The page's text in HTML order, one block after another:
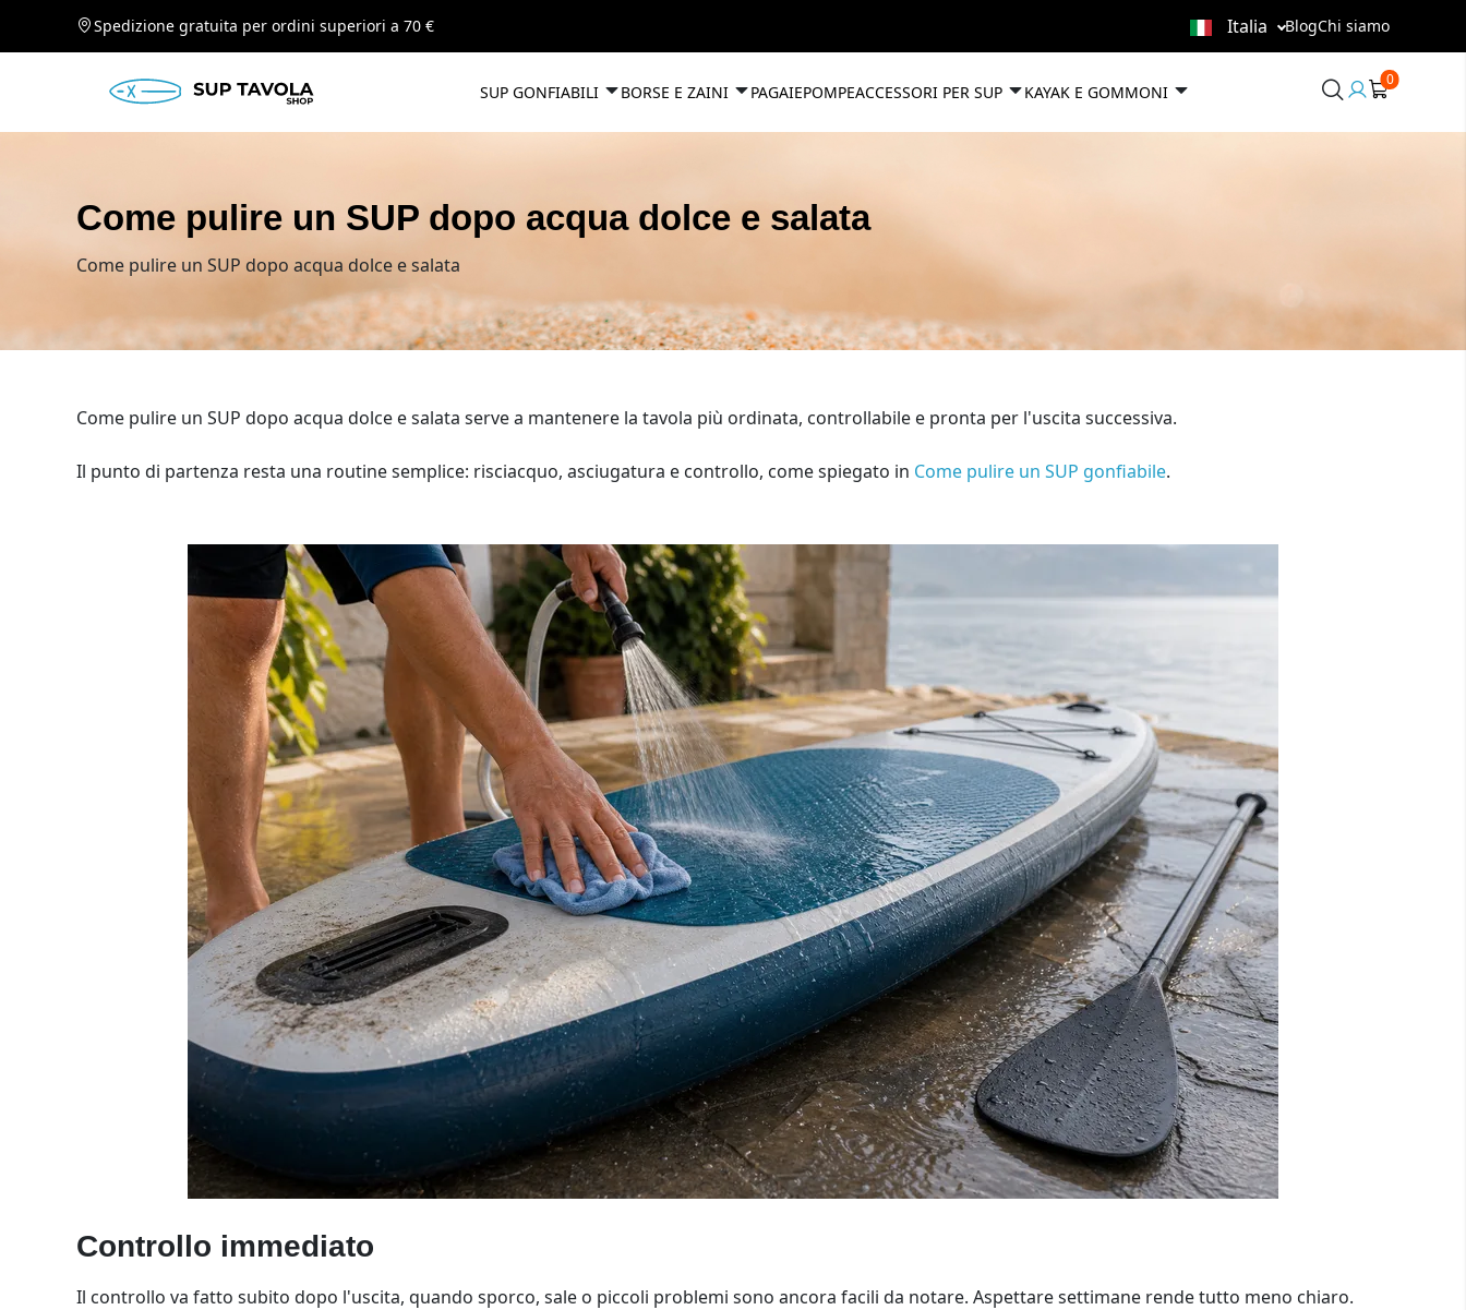
Spedizione gratuita per ordini superiori a 70 € Italia BlogChi siamo
SUP GONFIABILI BORSE E ZAINI PAGAIEPOMPEACCESSORI PER SUP KAYAK E GOMMONI
User
0
Come pulire un SUP dopo acqua dolce e salata
Come pulire un SUP dopo acqua dolce e salata
Come pulire un SUP dopo acqua dolce e salata serve a mantenere la tavola più ordinata, controllabile e pronta per l'uscita successiva.
Il punto di partenza resta una routine semplice: risciacquo, asciugatura e controllo, come spiegato in Come pulire un SUP gonfiabile.
Controllo immediato
Il controllo va fatto subito dopo l'uscita, quando sporco, sale o piccoli problemi sono ancora facili da notare. Aspettare settimane rende tutto meno chiaro.